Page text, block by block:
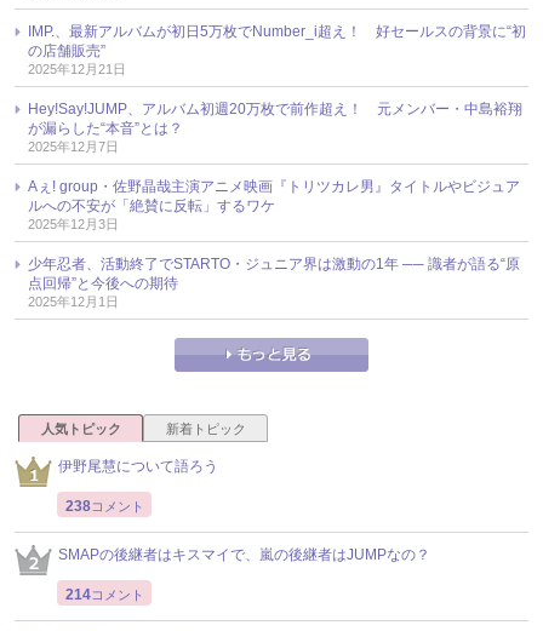
IMP.、最新アルバムが初日5万枚でNumber_i超え！ 好セールスの背景に“初
の店舗販売”
2025年12月21日
Hey!Say!JUMP、アルバム初週20万枚で前作超え！ 元メンバー・中島裕翔
が漏らした“本音”とは？
2025年12月7日
Aぇ! group・佐野晶哉主演アニメ映画『トリツカレ男』タイトルやビジュア
ルへの不安が「絶賛に反転」するワケ
2025年12月3日
少年忍者、活動終了でSTARTO・ジュニア界は激動の1年 ── 識者が語る“原
点回帰”と今後への期待
2025年12月1日
人気トピック 新着トピック
伊野尾慧について語ろう
238コメント
SMAPの後継者はキスマイで、嵐の後継者はJUMPなの？
214コメント